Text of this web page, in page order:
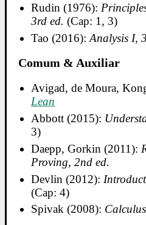
Rudin (1976):
3rd ed. (Cap: 1, 3)
Tao (2016):Analysis I,
Comum & Auxiliar
Avigad, de Moura,
Lean
Abbott (2015):
3)
Daepp, Gorkin (2011):
Proving, 2nd ed.
Devlin (2012):
(Cap: 4)
Spivak (2008):